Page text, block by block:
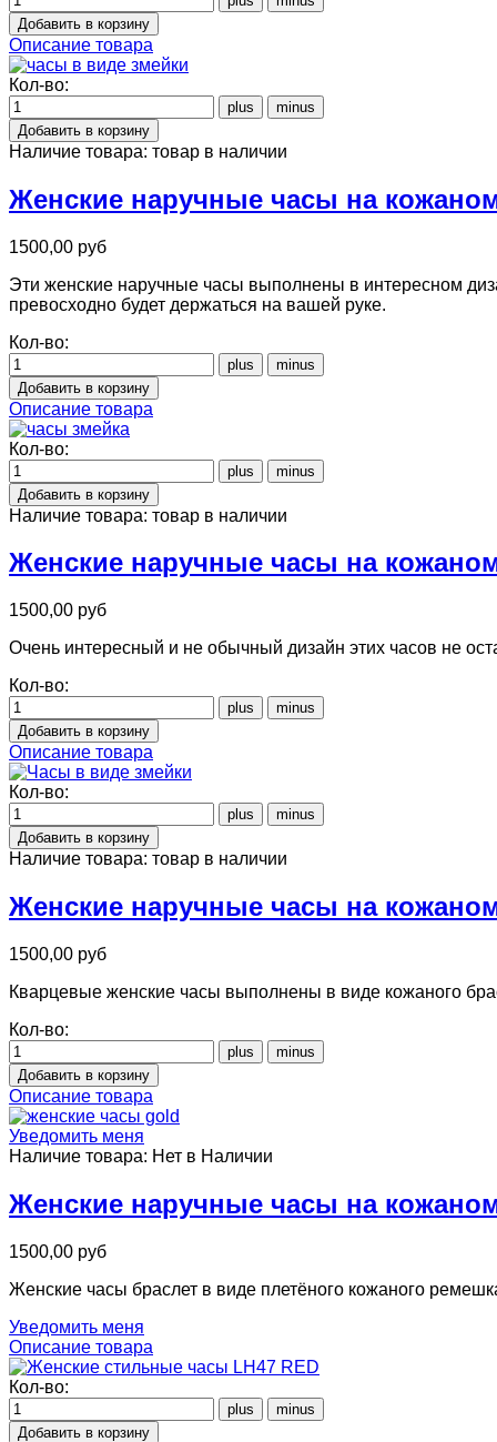
Описание товара
Кол-во:
Наличие товара: товар в наличии
Женские наручные часы на
1500,00 руб
Эти женские наручные часы выполнены в интересном
превосходно будет держаться на вашей руке.
Кол-во:
Описание товара
Кол-во:
Наличие товара: товар в наличии
Женские наручные часы на
1500,00 руб
Очень интересный и не обычный дизайн этих часов не
Кол-во:
Описание товара
Кол-во:
Наличие товара: товар в наличии
Женские наручные часы на
1500,00 руб
Кварцевые женские часы выполнены в виде кожаного
Кол-во:
Описание товара
Уведомить меня
Наличие товара: Нет в Наличии
Женские наручные часы на
1500,00 руб
Женские часы браслет в виде плетёного кожаного
Уведомить меня
Описание товара
Кол-во: